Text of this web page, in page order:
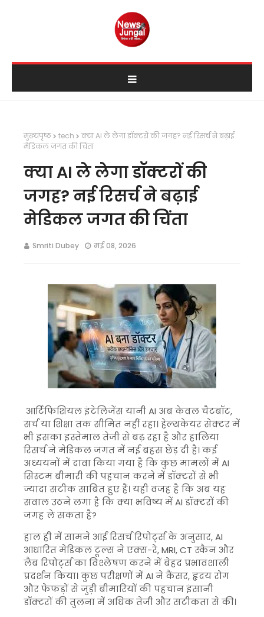
मुख्यपृष्ठ tech
क्या AI ले लेगा डॉक्टरों की जगह? नई रिसर्च ने बढ़ाई
मेडिकल जगत की चिंता
क्या AI ले लेगा डॉक्टरों की
जगह? नई रिसर्च ने बढ़ाई
मेडिकल जगत की चिंता
Smriti Dubey मई 08, 2026
आर्टिफिशियल इंटेलिजेंस यानी AI अब केवल चैटबॉट,
सर्च या शिक्षा तक सीमित नहीं रहा। हेल्थकेयर सेक्टर में
भी इसका इस्तेमाल तेजी से बढ़ रहा है और हालिया
रिसर्च ने मेडिकल जगत में नई बहस छेड़ दी है। कई
अध्ययनों में दावा किया गया है कि कुछ मामलों में AI
सिस्टम बीमारी की पहचान करने में डॉक्टरों से भी
ज्यादा सटीक साबित हुए हैं। यही वजह है कि अब यह
सवाल उठने लगा है कि क्या भविष्य में AI डॉक्टरों की
जगह ले सकता है?
हाल ही में सामने आई रिसर्च रिपोर्ट्स के अनुसार, AI
आधारित मेडिकल टूल्स ने एक्स-रे, MRI, CT स्कैन और
लैब रिपोर्ट्स का विश्लेषण करने में बेहद प्रभावशाली
प्रदर्शन किया। कुछ परीक्षणों में AI ने कैंसर, हृदय रोग
और फेफड़ों से जुड़ी बीमारियों की पहचान इंसानी
डॉक्टरों की तुलना में अधिक तेजी और सटीकता से की।